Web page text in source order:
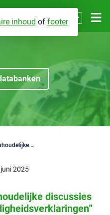
inhoud of footer
NL
We voeren goede inhoudelijke discussies over onze gelijkwaardigheidsverklaringen
2025
discussies